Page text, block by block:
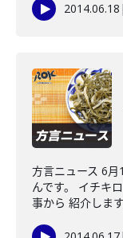
2014.06.18 |
方言ニュース 6
んです。 イチキ
事から 紹介しま